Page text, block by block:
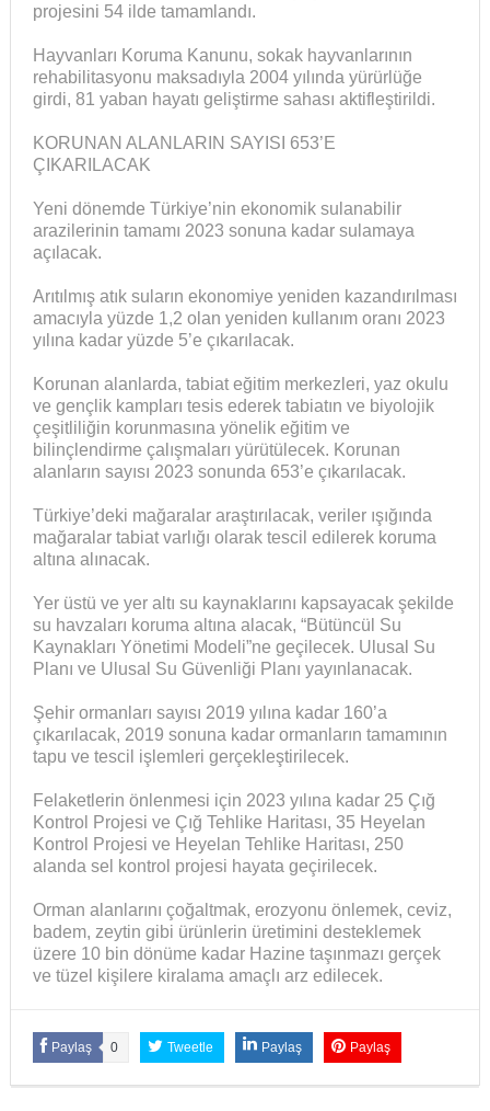
projesini 54 ilde tamamlandı.
Hayvanları Koruma Kanunu, sokak hayvanlarının
rehabilitasyonu maksadıyla 2004 yılında yürürlüğe
girdi, 81 yaban hayatı geliştirme sahası aktifleştirildi.
KORUNAN ALANLARIN SAYISI 653’E
ÇIKARILACAK
Yeni dönemde Türkiye’nin ekonomik sulanabilir
arazilerinin tamamı 2023 sonuna kadar sulamaya
açılacak.
Arıtılmış atık suların ekonomiye yeniden kazandırılması
amacıyla yüzde 1,2 olan yeniden kullanım oranı 2023
yılına kadar yüzde 5’e çıkarılacak.
Korunan alanlarda, tabiat eğitim merkezleri, yaz okulu
ve gençlik kampları tesis ederek tabiatın ve biyolojik
çeşitliliğin korunmasına yönelik eğitim ve
bilinçlendirme çalışmaları yürütülecek. Korunan
alanların sayısı 2023 sonunda 653’e çıkarılacak.
Türkiye’deki mağaralar araştırılacak, veriler ışığında
mağaralar tabiat varlığı olarak tescil edilerek koruma
altına alınacak.
Yer üstü ve yer altı su kaynaklarını kapsayacak şekilde
su havzaları koruma altına alacak, “Bütüncül Su
Kaynakları Yönetimi Modeli”ne geçilecek. Ulusal Su
Planı ve Ulusal Su Güvenliği Planı yayınlanacak.
Şehir ormanları sayısı 2019 yılına kadar 160’a
çıkarılacak, 2019 sonuna kadar ormanların tamamının
tapu ve tescil işlemleri gerçekleştirilecek.
Felaketlerin önlenmesi için 2023 yılına kadar 25 Çığ
Kontrol Projesi ve Çığ Tehlike Haritası, 35 Heyelan
Kontrol Projesi ve Heyelan Tehlike Haritası, 250
alanda sel kontrol projesi hayata geçirilecek.
Orman alanlarını çoğaltmak, erozyonu önlemek, ceviz,
badem, zeytin gibi ürünlerin üretimini desteklemek
üzere 10 bin dönüme kadar Hazine taşınmazı gerçek
ve tüzel kişilere kiralama amaçlı arz edilecek.
Paylaş 0 Tweetle Paylaş Paylaş